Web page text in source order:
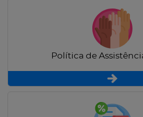
Política de